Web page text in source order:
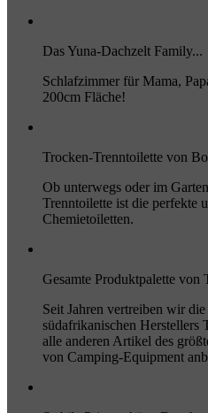
Das Yuna-Dachzelt Family...
Schlafzimmer für Mama,
200cm Fläche!
Trocken-Trenntoilette von
Ob unterwegs oder im
Trenntoilette ist die perfekte
Chemietoiletten.
Gesamte Produktpalette von
Seit Jahren vertreiben wir
südafrikanischen Herstellers
alle anderen Artikel des
von Camping-Equipment